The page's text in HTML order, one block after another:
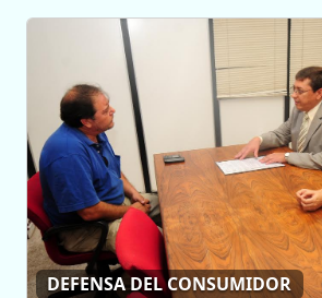
DEFENSA DEL CONSUMIDOR